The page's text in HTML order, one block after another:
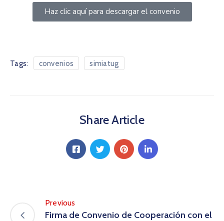
Haz clic aquí para descargar el convenio
Tags: convenios simiatug
Share Article
Previous
Firma de Convenio de Cooperación con el